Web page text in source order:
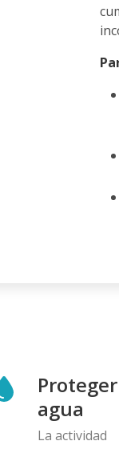
agua
La actividad